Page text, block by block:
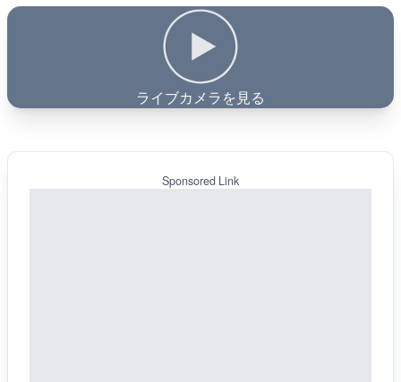
ライブカメラを見る
Sponsored Link